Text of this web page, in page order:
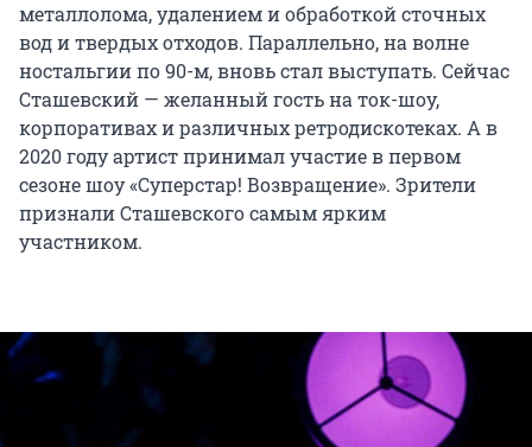
металлолома, удалением и обработкой сточных
вод и твердых отходов. Параллельно, на волне
ностальгии по 90-м, вновь стал выступать. Сейчас
Сташевский — желанный гость на ток-шоу,
корпоративах и различных ретродискотеках. А в
2020 году артист принимал участие в первом
сезоне шоу «Суперстар! Возвращение». Зрители
признали Сташевского самым ярким
участником.